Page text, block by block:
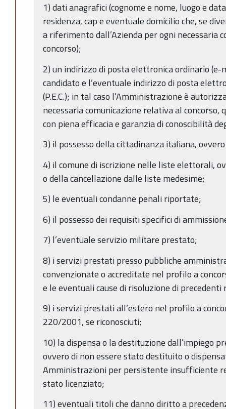
1) dati anagrafici (cognome e nome, luogo e
residenza, cap e eventuale domicilio che, se
a riferimento dall’Azienda per ogni necessaria
concorso);
2) un indirizzo di posta elettronica ordinario
candidato e l’eventuale indirizzo di posta
(P.E.C.); in tal caso l’Amministrazione è
necessaria comunicazione relativa al
con piena efficacia e garanzia di conoscibilità
3) il possesso della cittadinanza italiana,
4) il comune di iscrizione nelle liste elettorali,
o della cancellazione dalle liste medesime;
5) le eventuali condanne penali riportate;
6) il possesso dei requisiti specifici di
7) l’eventuale servizio militare prestato;
8) i servizi prestati presso pubbliche
convenzionate o accreditate nel profilo a
e le eventuali cause di risoluzione di
9) i servizi prestati all’estero nel profilo a
220/2001, se riconosciuti;
10) la dispensa o la destituzione dall’impiego
ovvero di non essere stato destituito o
Amministrazioni per persistente insufficiente
stato licenziato;
11) eventuali titoli che danno diritto a